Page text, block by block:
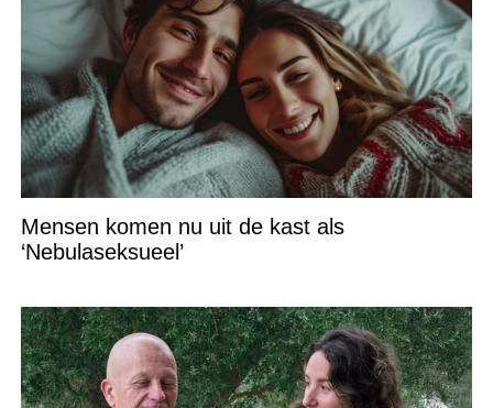
Mensen komen nu uit de kast als
‘Nebulaseksueel’